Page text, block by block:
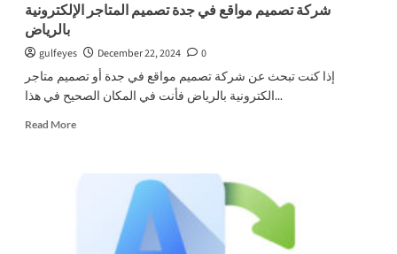
شركة تصميم مواقع في جدة تصميم المتاجر الإلكترونية
بالرياض
gulfeyes December 22, 2024
0
إذا كنت تبحث عن شركة تصميم مواقع في جدة أو تصميم متاجر
الكترونية بالرياض فأنت في المكان الصحيح في هذا...
Read MoreRead